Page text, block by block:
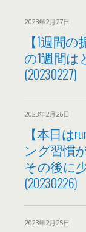
2023年2月27日
【1週間
の1週間は
(20230227)
2023年2月26日
【本日は
ング習慣
その後に
(20230226)
2023年2月25日